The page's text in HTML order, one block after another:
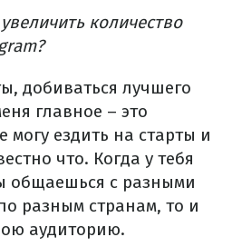
количество
добиваться лучшего
главное – это
могу ездить на старты и
что. Когда у тебя
общаешься с разными
разным странам, то и
аудиторию.